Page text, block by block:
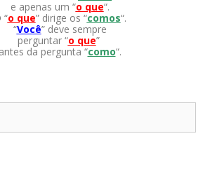
e apenas um “o que“.
“o que” dirige os “comos“.
“Você” deve sempre
perguntar “o que”
antes da pergunta “como“.